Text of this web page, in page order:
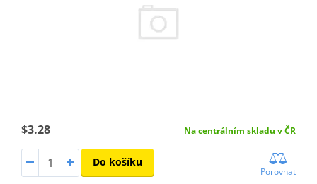
$3.28 Na centrálním skladu v ČR
Do košíku
Porovnat